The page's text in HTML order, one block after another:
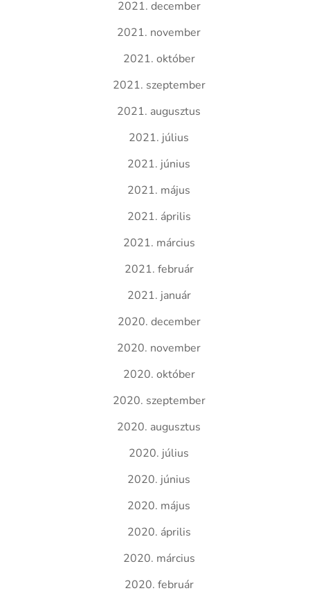
2021. december
2021. november
2021. október
2021. szeptember
2021. augusztus
2021. július
2021. június
2021. május
2021. április
2021. március
2021. február
2021. január
2020. december
2020. november
2020. október
2020. szeptember
2020. augusztus
2020. július
2020. június
2020. május
2020. április
2020. március
2020. február